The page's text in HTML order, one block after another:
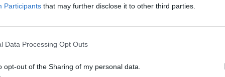
Participants that may further disclose it to other third parties.
Data Processing Opt Outs
opt-out of the Sharing of my personal data.
locales a comprar en el pequeño comercio,
eso, ya tengo el número de WhatsApp de la
del librero y el de la mercería. Pido hora al
el género preparado desde hace días y me da